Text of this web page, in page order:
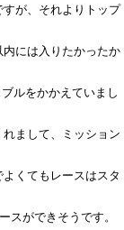
が、それよりトップ
には入りたかったか
ルをかかえていまし
まして、ミッション
くてもレースはスタ
スができそうです。